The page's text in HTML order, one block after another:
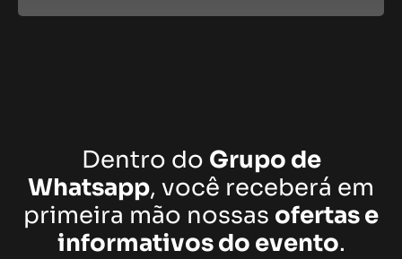
Dentro do Grupo de
Whatsapp, você receberá em
primeira mão nossas ofertas e
informativos do evento.